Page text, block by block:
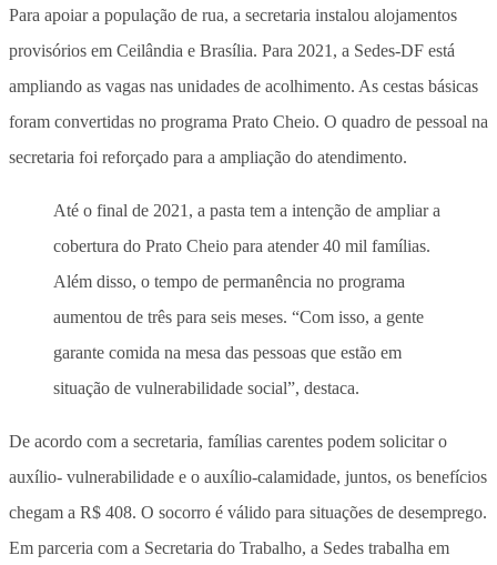
Para apoiar a população de rua, a secretaria instalou alojamentos
provisórios em Ceilândia e Brasília. Para 2021, a Sedes-DF está
ampliando as vagas nas unidades de acolhimento. As cestas básicas
foram convertidas no programa Prato Cheio. O quadro de pessoal na
secretaria foi reforçado para a ampliação do atendimento.
Até o final de 2021, a pasta tem a intenção de ampliar a
cobertura do Prato Cheio para atender 40 mil famílias.
Além disso, o tempo de permanência no programa
aumentou de três para seis meses. “Com isso, a gente
garante comida na mesa das pessoas que estão em
situação de vulnerabilidade social”, destaca.
De acordo com a secretaria, famílias carentes podem solicitar o
auxílio- vulnerabilidade e o auxílio-calamidade, juntos, os benefícios
chegam a R$ 408. O socorro é válido para situações de desemprego.
Em parceria com a Secretaria do Trabalho, a Sedes trabalha em